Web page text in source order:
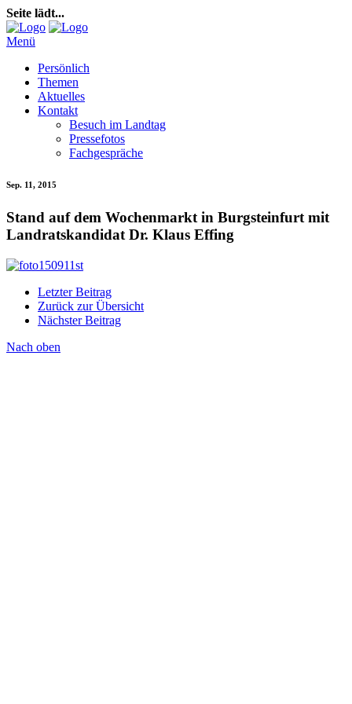
Seite lädt...
Menü
Persönlich
Themen
Aktuelles
Kontakt
Besuch im Landtag
Pressefotos
Fachgespräche
Sep. 11, 2015
Stand auf dem Wochenmarkt in Burgsteinfurt mit
Landratskandidat Dr. Klaus Effing
Letzter Beitrag
Zurück zur Übersicht
Nächster Beitrag
Nach oben